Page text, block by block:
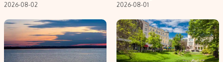
2026-08-02 2026-08-01